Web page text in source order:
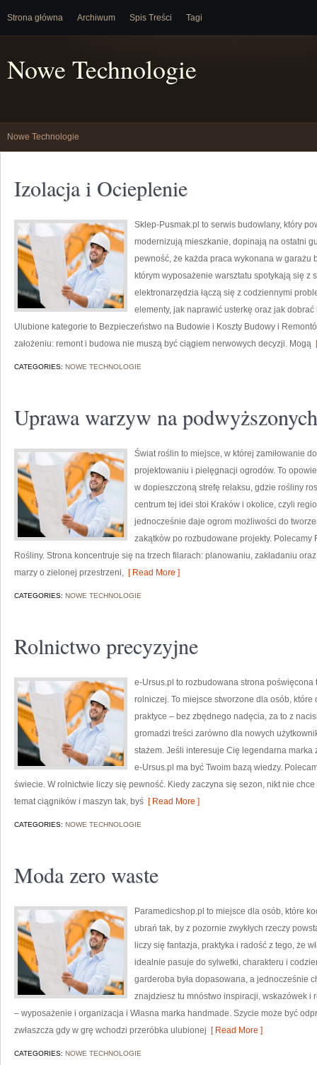
Strona główna Archiwum Spis Treści Tagi
Nowe Technologie
Nowe Technologie
Izolacja i Ocieplenie
Sklep-Pusmak.pl to serwis budowlany, który
modernizują mieszkanie, dopinają na ostatni
pewność, że każda praca wykonana w garażu
którym wyposażenie warsztatu spotykają się z
elektronarzędzia łączą się z codziennymi
elementy, jak naprawić usterkę oraz jak
Ulubione kategorie to Bezpieczeństwo na Budowie i Koszty Budowy i
założeniu: remont i budowa nie muszą być ciągiem nerwowych decyzji. Mogą
CATEGORIES: NOWE TECHNOLOGIE
Uprawa warzyw na
Świat roślin to miejsce, w której zamiłowanie
projektowaniu i pielęgnacji ogrodów. To
w dopieszczoną strefę relaksu, gdzie rośliny
centrum tej idei stoi Kraków i okolice, czyli
jednocześnie daje ogrom możliwości do
zakątków po rozbudowane projekty. Polecamy
Rośliny. Strona koncentruje się na trzech filarach: planowaniu, zakładaniu
marzy o zielonej przestrzeni, [ Read More ]
CATEGORIES: NOWE TECHNOLOGIE
Rolnictwo precyzyjne
e-Ursus.pl to rozbudowana strona
rolniczej. To miejsce stworzone dla osób,
praktyce – bez zbędnego nadęcia, za to z
gromadzi treści zarówno dla nowych
stażem. Jeśli interesuje Cię legendarna
e-Ursus.pl ma być Twoim bazą wiedzy.
świecie. W rolnictwie liczy się pewność. Kiedy zaczyna się sezon, nikt nie
temat ciągników i maszyn tak, byś [ Read More ]
CATEGORIES: NOWE TECHNOLOGIE
Moda zero waste
Paramedicshop.pl to miejsce dla osób, które
ubrań tak, by z pozornie zwykłych rzeczy
liczy się fantazja, praktyka i radość z tego, że
idealnie pasuje do sylwetki, charakteru i
garderoba była dopasowana, a jednocześnie
znajdziesz tu mnóstwo inspiracji, wskazówek i
– wyposażenie i organizacja i Własna marka handmade. Szycie może być
zwłaszcza gdy w grę wchodzi przeróbka ulubionej [ Read More ]
CATEGORIES: NOWE TECHNOLOGIE